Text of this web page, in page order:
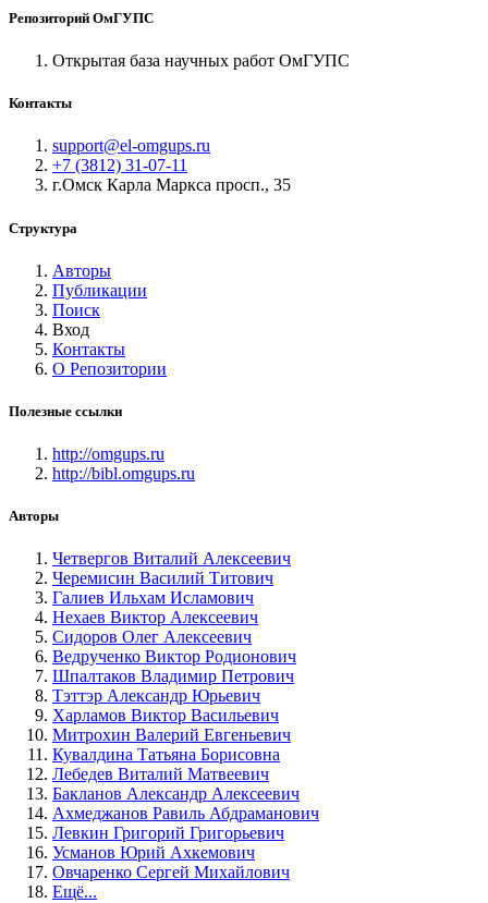
Репозиторий ОмГУПС
Открытая база научных работ ОмГУПС
Контакты
support@el-omgups.ru
+7 (3812) 31-07-11
г.Омск Карла Маркса просп., 35
Структура
Авторы
Публикации
Поиск
Вход
Контакты
О Репозитории
Полезные ссылки
http://omgups.ru
http://bibl.omgups.ru
Авторы
Четвергов Виталий Алексеевич
Черемисин Василий Титович
Галиев Ильхам Исламович
Нехаев Виктор Алексеевич
Сидоров Олег Алексеевич
Ведрученко Виктор Родионович
Шпалтаков Владимир Петрович
Тэттэр Александр Юрьевич
Харламов Виктор Васильевич
Митрохин Валерий Евгеньевич
Кувалдина Татьяна Борисовна
Лебедев Виталий Матвеевич
Бакланов Александр Алексеевич
Ахмеджанов Равиль Абдраманович
Левкин Григорий Григорьевич
Усманов Юрий Ахкемович
Овчаренко Сергей Михайлович
Ещё...